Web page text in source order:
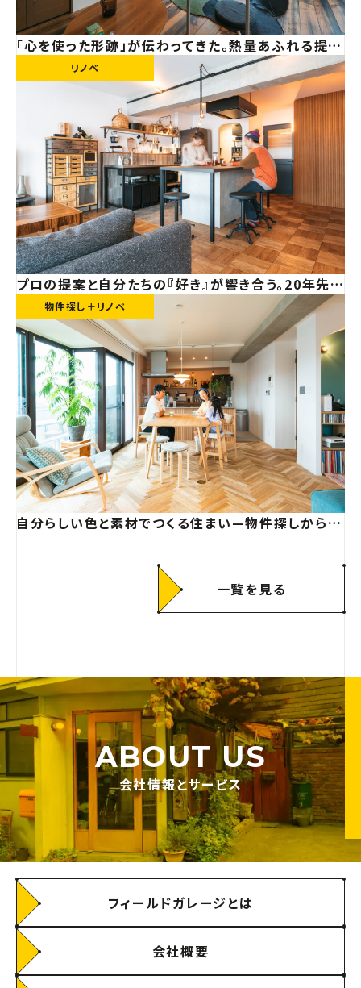
「心を使った形跡」が伝わってきた。熱量あふれる提案
から始まった、共同プロジェクト
プロの提案と自分たちの『好き』が響き合う。20年先を
見据えた開放感あふれる住まい【神奈川県マンション
リノベーション】
リノベ
自分らしい色と素材でつくる住まい—物件探しからリ
物件探し＋リノベ
一覧を見る
ABOUT US
会社情報とサービス
フィールドガレージとは
会社概要